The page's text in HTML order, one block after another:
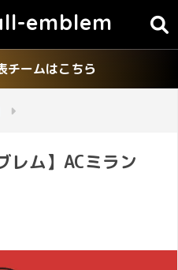
emblem
チームはこちら
レム】ACミラン